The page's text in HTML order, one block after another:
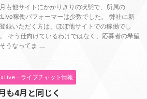
も他サイトにかかりきりの状態で、所属の
稼働パフォーマーは少数でした。 弊社に新
録いただく方は、ほぼ他サイトでの稼働でし
そう仕向けているわけではなく、応募者の希望
うなってま ...
・ライブチャット情報
も4月と同じく